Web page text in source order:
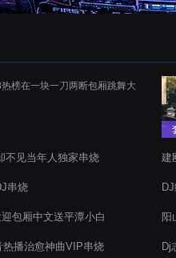
榜在一块一刀两断包厢跳舞大
不见当年人独家串烧
串烧
包厢中文送平潭小白
热播治愈神曲VIP串烧
建
阳
Dj